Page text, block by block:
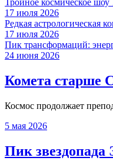
Тройное космическое шоу
17 июля 2026
Редкая астрологическая
17 июля 2026
Пик трансформаций:
24 июня 2026
Комета старше
Космос продолжает
5 мая 2026
Пик звездопада